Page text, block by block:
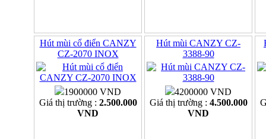
Hút mùi cổ điển CANZY
CZ-2070 INOX
1900000 VND
Giá thị trường : 2.500.000
VND
Hút mùi CANZY CZ-
3388-90
4200000 VND
Giá thị trường : 4.500.000
VND